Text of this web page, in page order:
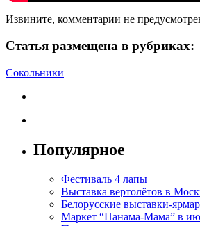
Извините, комментарии не
Статья размещена в рубриках:
Сокольники
Популярное
Фестиваль 4 лапы
Выставка вертолётов в
Белорусские выставки-
Маркет “Панама-Мама” в